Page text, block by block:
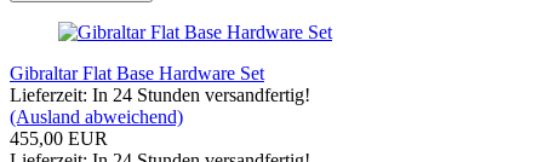
Gibraltar Flat Base Hardware Set
Lieferzeit: In 24 Stunden versandfertig!
(Ausland abweichend)
455,00 EUR